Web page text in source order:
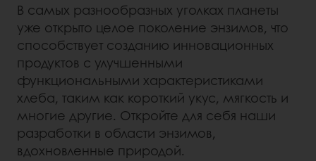
В самых разнообразных уголках планеты
уже открыто целое поколение энзимов, что
способствует созданию инновационных
продуктов с улучшенными
функциональными характеристиками
хлеба, таким как короткий укус, мягкость и
многие другие. Откройте для себя наши
разработки в области энзимов,
вдохновленные природой.